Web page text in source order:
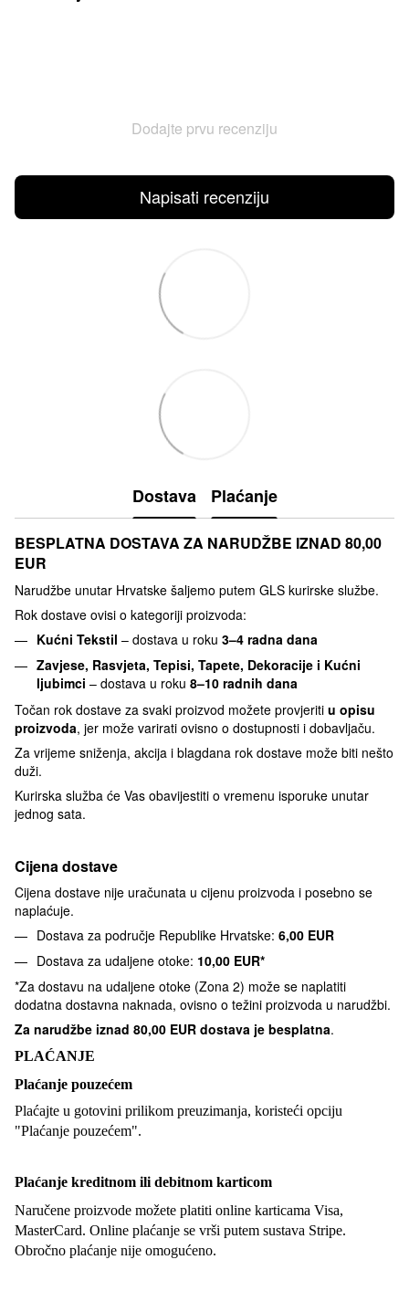
Dodajte prvu recenziju
Napisati recenziju
Dostava Plaćanje
BESPLATNA DOSTAVA ZA NARUDŽBE IZNAD 80,00
EUR
Narudžbe unutar Hrvatske šaljemo putem GLS kurirske službe.
Rok dostave ovisi o kategoriji proizvoda:
Kućni Tekstil – dostava u roku 3–4 radna dana
Zavjese, Rasvjeta, Tepisi, Tapete, Dekoracije i Kućni
ljubimci – dostava u roku 8–10 radnih dana
Točan rok dostave za svaki proizvod možete provjeriti u opisu
proizvoda, jer može varirati ovisno o dostupnosti i dobavljaču.
Za vrijeme sniženja, akcija i blagdana rok dostave može biti nešto
duži.
Kurirska služba će Vas obavijestiti o vremenu isporuke unutar
jednog sata.
Cijena dostave
Cijena dostave nije uračunata u cijenu proizvoda i posebno se
naplaćuje.
Dostava za područje Republike Hrvatske: 6,00 EUR
Dostava za udaljene otoke: 10,00 EUR*
*Za dostavu na udaljene otoke (Zona 2) može se naplatiti
dodatna dostavna naknada, ovisno o težini proizvoda u narudžbi.
Za narudžbe iznad 80,00 EUR dostava je besplatna.
PLAĆANJE
Plaćanje pouzećem
Plaćajte u gotovini prilikom preuzimanja, koristeći opciju
"Plaćanje pouzećem".
Plaćanje kreditnom ili debitnom karticom
Naručene proizvode možete platiti online karticama Visa,
MasterCard. Online plaćanje se vrši putem sustava Stripe.
Obročno plaćanje nije omogućeno.